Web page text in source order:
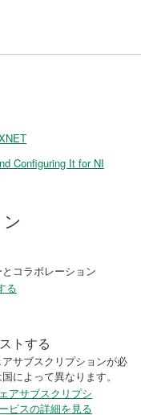
Configuring It for NI
コラボレーション
る
トする
サブスクリプションが必
によって異なります。
アサブスクリプシ
ビスの詳細を見る